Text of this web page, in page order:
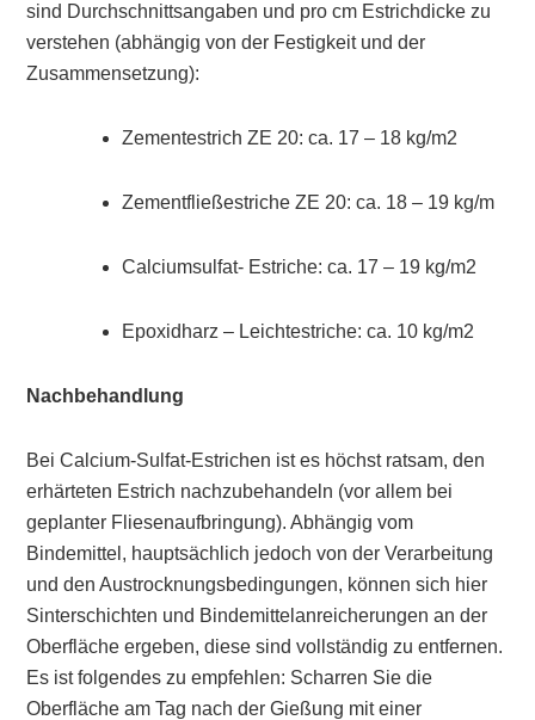
sind Durchschnittsangaben und pro cm Estrichdicke zu
verstehen (abhängig von der Festigkeit und der
Zusammensetzung):
Zementestrich ZE 20: ca. 17 – 18 kg/m2
Zementfließestriche ZE 20: ca. 18 – 19 kg/m
Calciumsulfat- Estriche: ca. 17 – 19 kg/m2
Epoxidharz – Leichtestriche: ca. 10 kg/m2
Nachbehandlung
Bei Calcium-Sulfat-Estrichen ist es höchst ratsam, den
erhärteten Estrich nachzubehandeln (vor allem bei
geplanter Fliesenaufbringung). Abhängig vom
Bindemittel, hauptsächlich jedoch von der Verarbeitung
und den Austrocknungsbedingungen, können sich hier
Sinterschichten und Bindemittelanreicherungen an der
Oberfläche ergeben, diese sind vollständig zu entfernen.
Es ist folgendes zu empfehlen: Scharren Sie die
Oberfläche am Tag nach der Gießung mit einer